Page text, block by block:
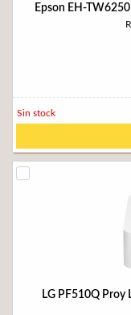
Epson EH-
Sin stock
LG PF510Q Proy